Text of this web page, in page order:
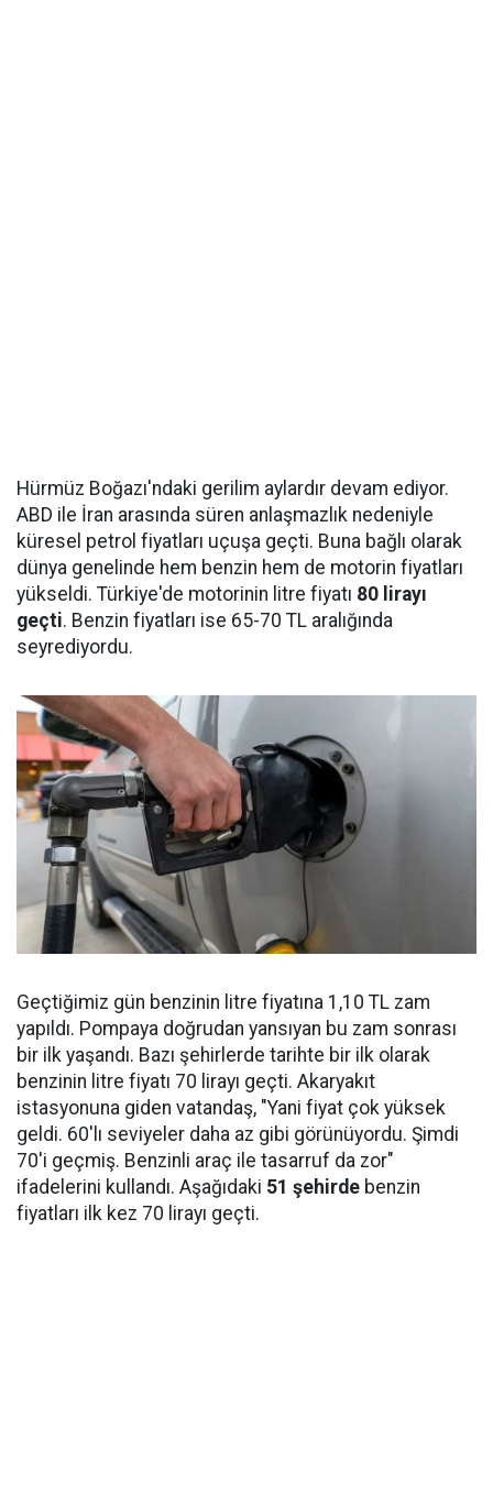
Hürmüz Boğazı'ndaki gerilim aylardır devam ediyor.
ABD ile İran arasında süren anlaşmazlık nedeniyle
küresel petrol fiyatları uçuşa geçti. Buna bağlı olarak
dünya genelinde hem benzin hem de motorin fiyatları
yükseldi. Türkiye'de motorinin litre fiyatı 80 lirayı
geçti. Benzin fiyatları ise 65-70 TL aralığında
seyrediyordu.
Geçtiğimiz gün benzinin litre fiyatına 1,10 TL zam
yapıldı. Pompaya doğrudan yansıyan bu zam sonrası
bir ilk yaşandı. Bazı şehirlerde tarihte bir ilk olarak
benzinin litre fiyatı 70 lirayı geçti. Akaryakıt
istasyonuna giden vatandaş, "Yani fiyat çok yüksek
geldi. 60'lı seviyeler daha az gibi görünüyordu. Şimdi
70'i geçmiş. Benzinli araç ile tasarruf da zor"
ifadelerini kullandı. Aşağıdaki 51 şehirde benzin
fiyatları ilk kez 70 lirayı geçti.